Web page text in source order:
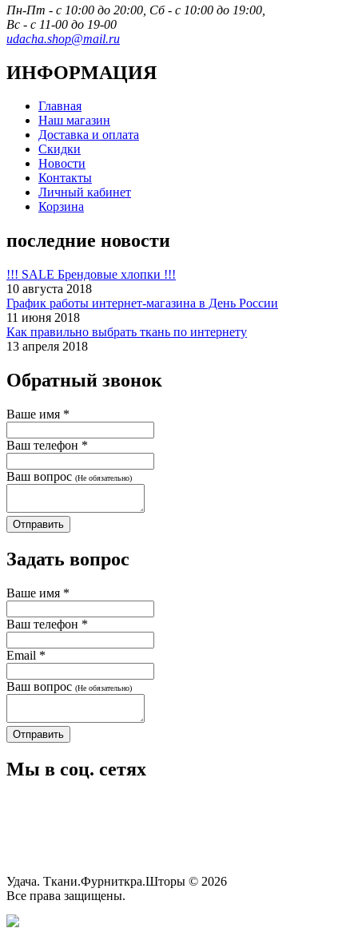
Пн-Пт - с 10:00 до 20:00, Сб - с 10:00 до 19:00,
Вс - с 11-00 до 19-00
udacha.shop@mail.ru
ИНФОРМАЦИЯ
Главная
Наш магазин
Доставка и оплата
Скидки
Новости
Контакты
Личный кабинет
Корзина
последние новости
!!! SALE Брендовые хлопки !!!
10 августа 2018
График работы интернет-магазина в День России
11 июня 2018
Как правильно выбрать ткань по интернету
13 апреля 2018
Обратный звонок
Ваше имя *
Ваш телефон *
Ваш вопрос (Не обязательно)
Задать вопрос
Ваше имя *
Ваш телефон *
Email *
Ваш вопрос (Не обязательно)
Мы в соц. сетях
Удача. Ткани.Фурниткра.Шторы © 2026
Все права защищены.